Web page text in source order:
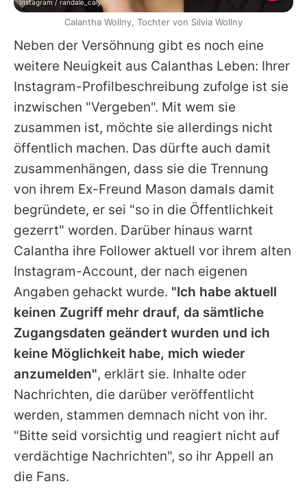
Neben der Versöhnung gibt es noch eine
weitere Neuigkeit aus Calanthas Leben: Ihrer
Instagram-Profilbeschreibung zufolge ist sie
inzwischen "Vergeben". Mit wem sie
zusammen ist, möchte sie allerdings nicht
öffentlich machen. Das dürfte auch damit
zusammenhängen, dass sie die Trennung
von ihrem Ex-Freund Mason damals damit
begründete, er sei "so in die Öffentlichkeit
gezerrt" worden. Darüber hinaus warnt
Calantha ihre Follower aktuell vor ihrem alten
Instagram-Account, der nach eigenen
Angaben gehackt wurde. "Ich habe aktuell
keinen Zugriff mehr drauf, da sämtliche
Zugangsdaten geändert wurden und ich
keine Möglichkeit habe, mich wieder
anzumelden", erklärt sie. Inhalte oder
Nachrichten, die darüber veröffentlicht
werden, stammen demnach nicht von ihr.
"Bitte seid vorsichtig und reagiert nicht auf
verdächtige Nachrichten", so ihr Appell an
die Fans.
Instagram / randale_caly
Calantha Wollny, Tochter von Silvia Wollny